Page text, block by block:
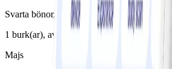
Svarta bönor, konserv
1 burk(ar), avrunnen/avrunnet
Majs